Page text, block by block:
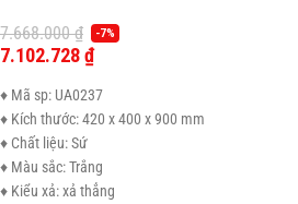
7.668.000₫ -7%
7.102.728₫
♦ Mã sp: UA0237
♦ Kích thước: 420 x 400 x 900 mm
♦ Chất liệu: Sứ
♦ Màu sắc: Trắng
♦ Kiểu xả: xả thẳng